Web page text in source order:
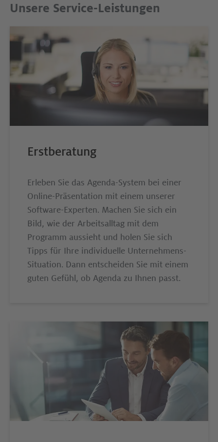
Unsere Service-Leistungen
Erstberatung
Erleben Sie das Agenda-System bei einer
Online-Präsentation mit einem unserer
Software-Experten. Machen Sie sich ein
Bild, wie der Arbeitsalltag mit dem
Programm aussieht und holen Sie sich
Tipps für Ihre individuelle Unternehmens-
Situation. Dann entscheiden Sie mit einem
guten Gefühl, ob Agenda zu Ihnen passt.